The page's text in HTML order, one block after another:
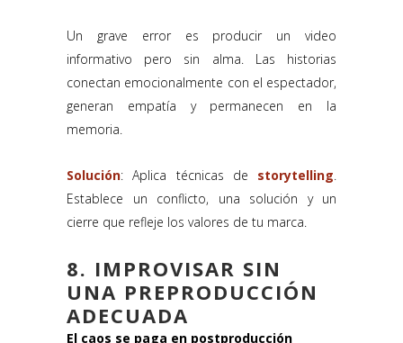
Un grave error es producir un video
informativo pero sin alma. Las historias
conectan emocionalmente con el espectador,
generan empatía y permanecen en la
memoria.
Solución: Aplica técnicas de storytelling.
Establece un conflicto, una solución y un
cierre que refleje los valores de tu marca.
8. IMPROVISAR SIN
UNA PREPRODUCCIÓN
ADECUADA
El caos se paga en postproducción